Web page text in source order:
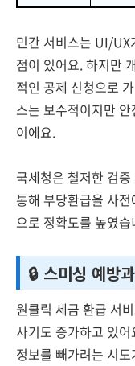
민간 서비스는 UI/UX
점이 있어요. 하지만
적인 공제 신청으로
스는 보수적이지만
이에요.
국세청은 철저한 검
통해 부당환급을 사
으로 정확도를 높였습
🔒 스미싱 예방
원클릭 세금 환급 서
사기도 증가하고 있
정보를 빼가려는 시